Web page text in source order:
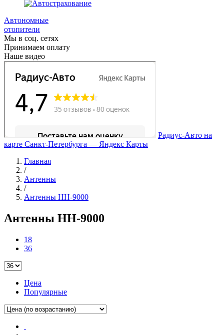
Автономные
отопители
Мы в соц. сетях
Принимаем оплату
Наше видео
Радиус-Авто на
карте Санкт‑Петербурга — Яндекс Карты
Главная
/
Антенны
/
Антенны HH-9000
Антенны HH-9000
18
36
Цена
Популярные